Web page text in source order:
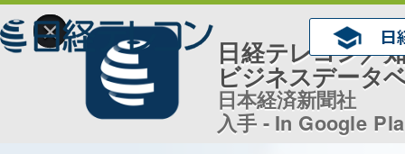
×
日経テレコン／
ビジネスデータ
日本経済新聞社
入手 - In Google